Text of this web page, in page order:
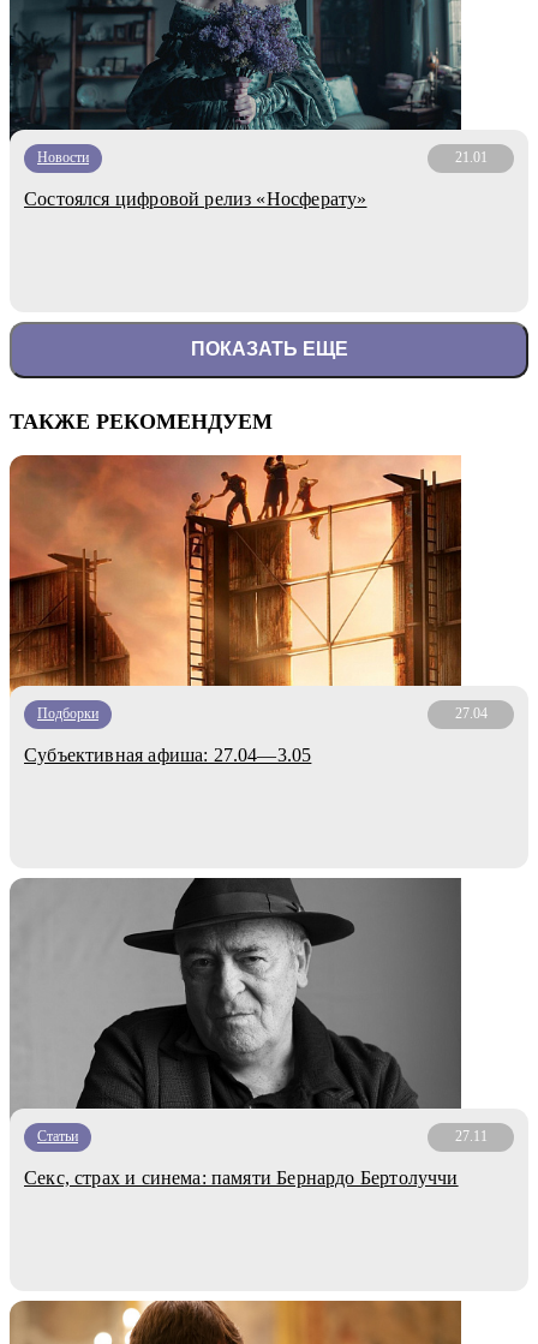
Новости 21.01
Состоялся цифровой релиз «Носферату»
ПОКАЗАТЬ ЕЩЕ
ТАКЖЕ РЕКОМЕНДУЕМ
Подборки 27.04
Субъективная афиша: 27.04—3.05
Статьи 27.11
Секс, страх и синема: памяти Бернардо Бертолуччи